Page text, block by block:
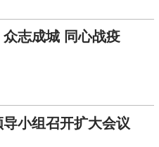
志成城 同心战疫
小组召开扩大会议